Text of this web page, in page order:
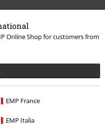
Online Shop for customers from
EMP France
EMP Italia
€ 19,99